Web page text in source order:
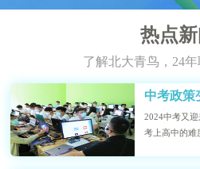
热点新
了解北大青鸟，24
中考政策
2024中考又迎
考上高中的难